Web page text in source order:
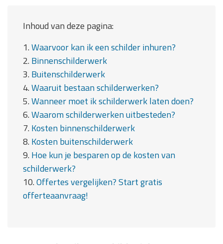
Inhoud van deze pagina:
1.Waarvoor kan ik een schilder inhuren?
2. Binnenschilderwerk
3. Buitenschilderwerk
4.Waaruit bestaan schilderwerken?
5.Wanneer moet ik schilderwerk laten doen?
6.Waarom schilderwerken uitbesteden?
7. Kosten binnenschilderwerk
8. Kosten buitenschilderwerk
9. Hoe kun je besparen op de kosten van
schilderwerk?
10.Offertes vergelijken? Start gratis
offerteaanvraag!